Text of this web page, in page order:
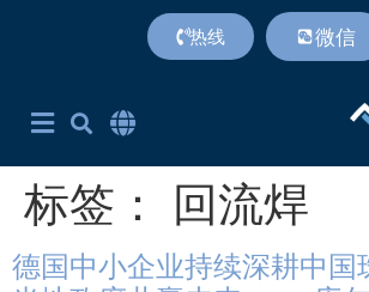
热线 微信
标签： 回流焊
德国中小企业持续深耕中国